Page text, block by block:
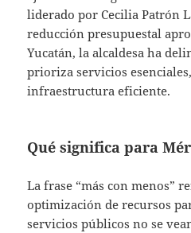
liderado por Cecilia Patrón
reducción presupuestal
Yucatán, la alcaldesa ha
prioriza servicios
infraestructura eficiente.
Qué significa para
La frase “más con menos”
optimización de recursos
servicios públicos no se